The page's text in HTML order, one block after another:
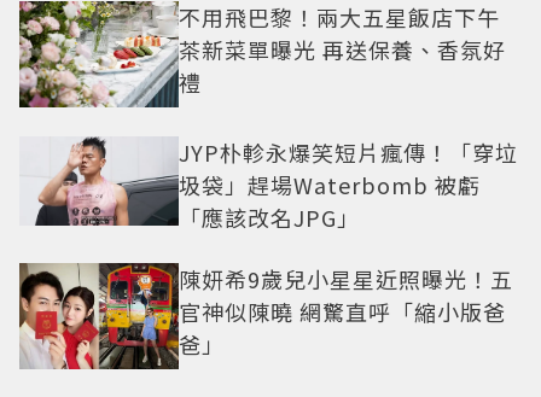
不用飛巴黎！兩大五星飯店下午
茶新菜單曝光 再送保養、香氛好
禮
JYP朴軫永爆笑短片瘋傳！「穿垃
圾袋」趕場Waterbomb 被虧
「應該改名JPG」
陳妍希9歲兒小星星近照曝光！五
官神似陳曉 網驚直呼「縮小版爸
爸」